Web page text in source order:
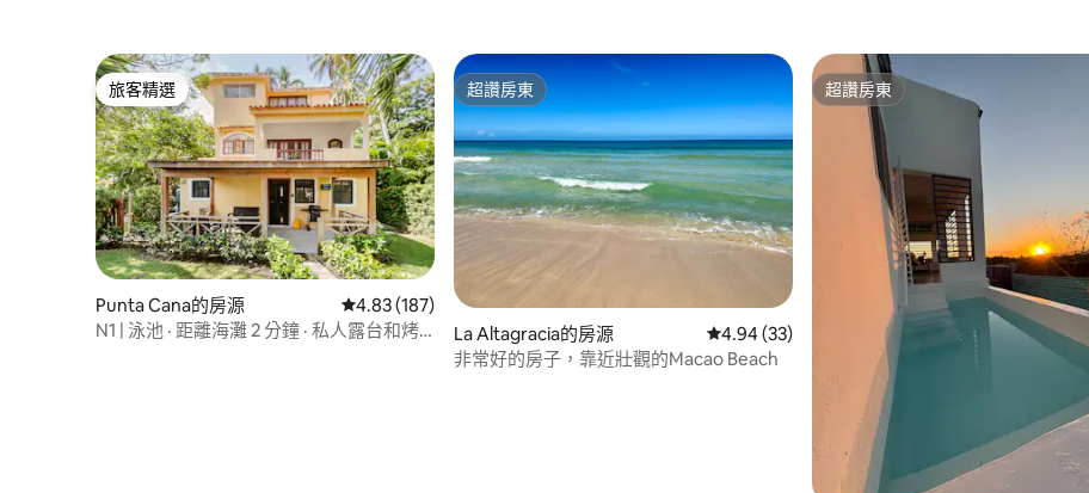
旅客精選
旅客精選
Punta Cana的房源 從 187 則評價中獲得 4.83 的平均評分（滿分 5 分）
4.83 (187)
N1 | 泳池 · 距離海灘 2 分鐘 · 私人露台和烤
超讚房東
超讚房東
La Altagracia的房源 從 33 則評價中獲得 4.94 的平均評分（滿分 5 分）
4.94 (33)
非常好的房子，靠近壯觀的Macao Beach
超讚房東
超讚房東